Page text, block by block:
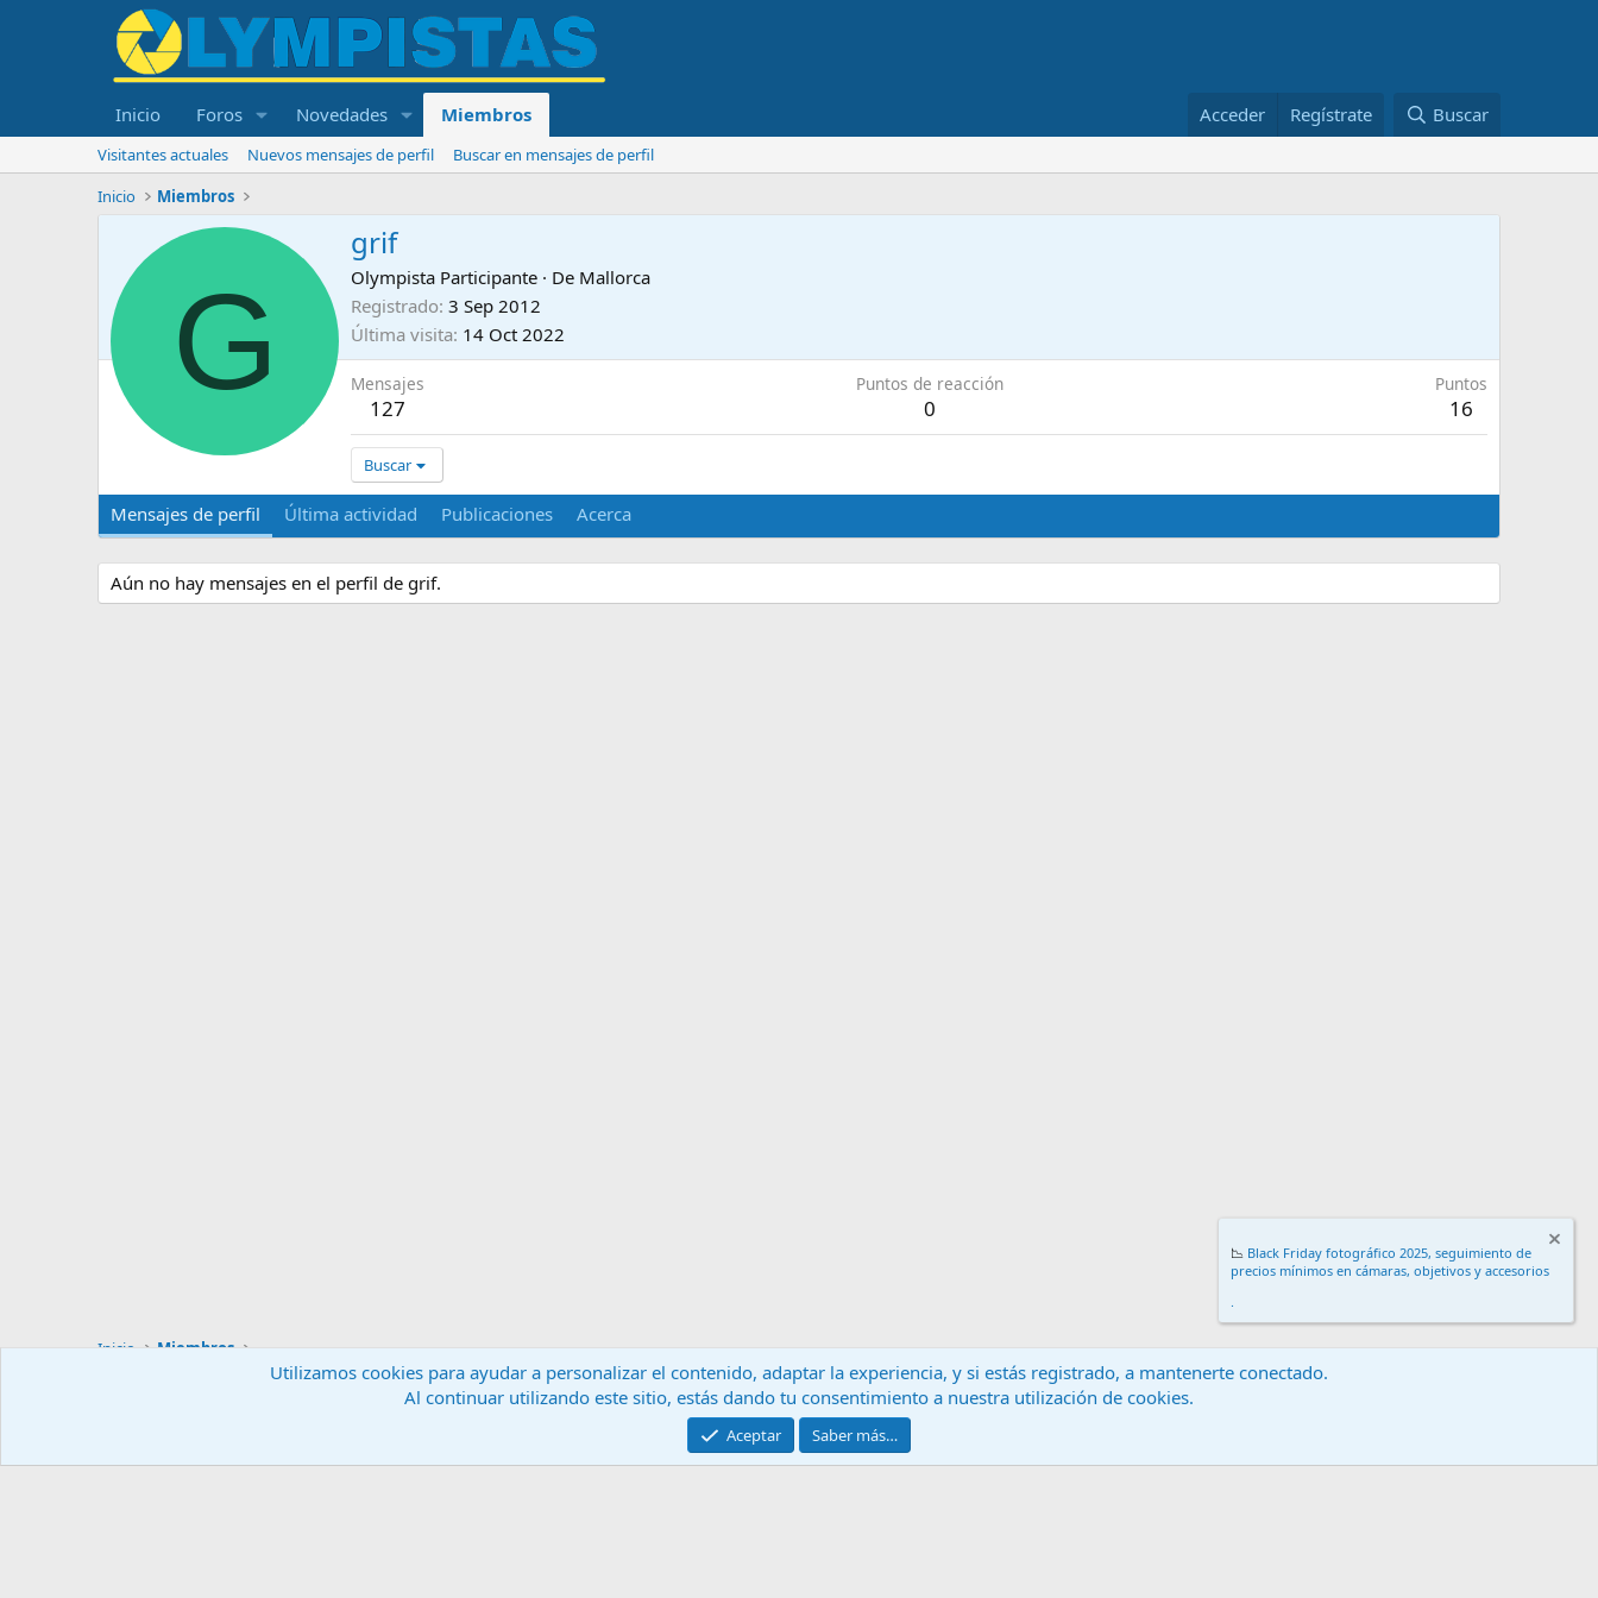
Inicio Foros Novedades Miembros Acceder Regístrate Buscar
Visitantes actuales Nuevos mensajes de perfil
Buscar en mensajes de perfil
Inicio
Miembros
G
grif
Olympista Participante · De Mallorca
Registrado 3 Sep 2012
Última visita 14 Oct 2022
Mensajes
127
Puntos de reacción
0
Puntos
16
Buscar
Mensajes de perfil Última actividad Publicaciones Acerca
Aún no hay mensajes en el perfil de grif.
Inicio Miembros
Contáctanos Términos y reglas
Community platform by XenForo® © 2010-2024 XenForo Ltd.
📉 Black Friday fotográfico 2025, seguimiento de
precios mínimos en cámaras, objetivos y accesorios
.
Utilizamos cookies para ayudar a personalizar el contenido, adaptar la experiencia, y si estás registrado, a mantenerte conectado.
Al continuar utilizando este sitio, estás dando tu consentimiento a nuestra utilización de cookies.
Aceptar Saber más…